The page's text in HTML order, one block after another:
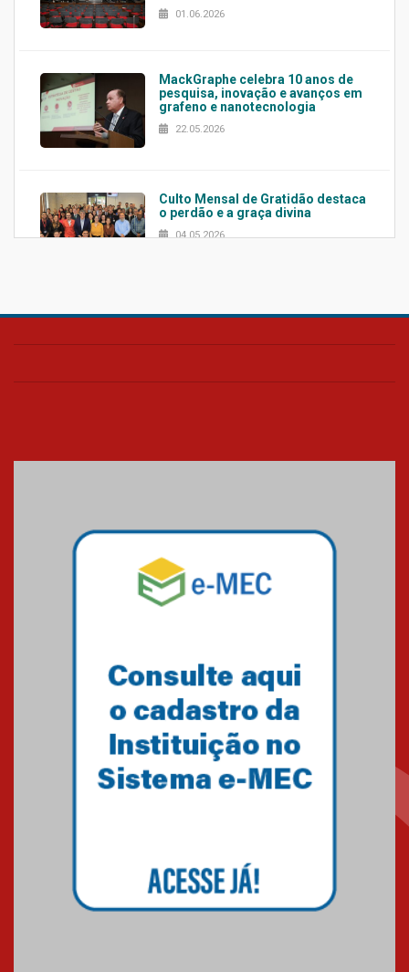
01.06.2026
MackGraphe celebra 10 anos de
pesquisa, inovação e avanços em
grafeno e nanotecnologia
22.05.2026
Culto Mensal de Gratidão destaca
o perdão e a graça divina
04.05.2026
Confira como foi o culto mensal
Mackenzie mobiliza campanha
solidária para apoiar famílias em
Minas Gerais
Primeiro culto do ano ressalta o
27.02.2026